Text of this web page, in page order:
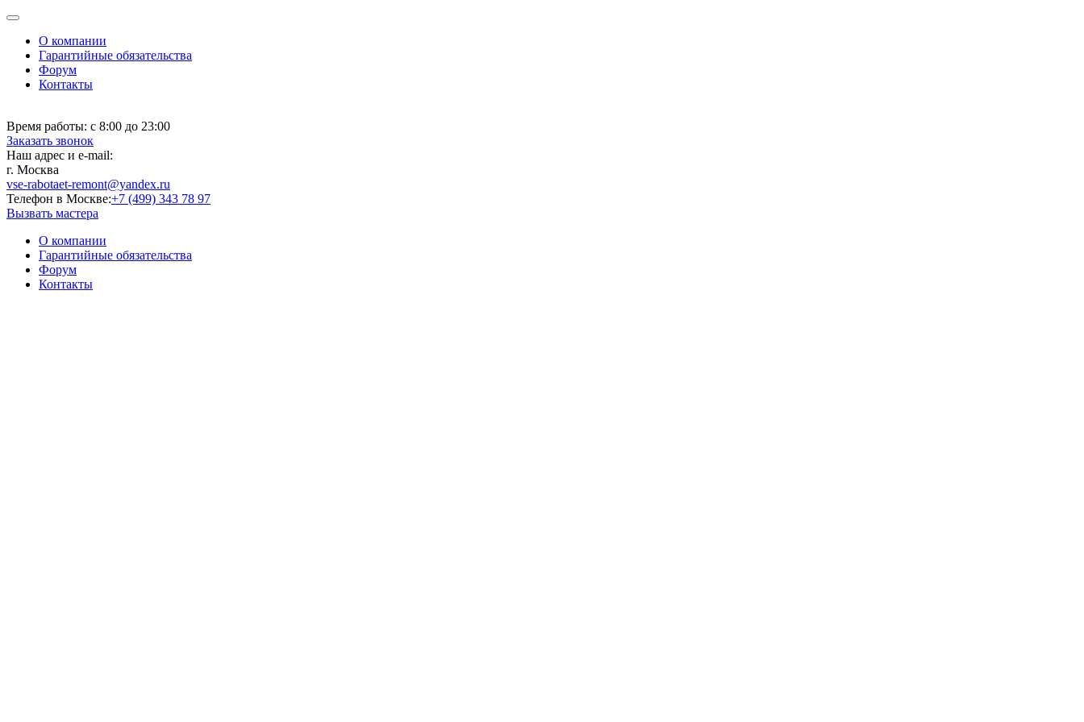
О компании
Гарантийные обязательства
Форум
Контакты
Время работы: с 8:00 до 23:00
Заказать звонок
Наш адрес и e-mail:
г. Москва
vse-rabotaet-remont@yandex.ru
Телефон в Москве:+7 (499) 343 78 97
Вызвать мастера
О компании
Гарантийные обязательства
Форум
Контакты